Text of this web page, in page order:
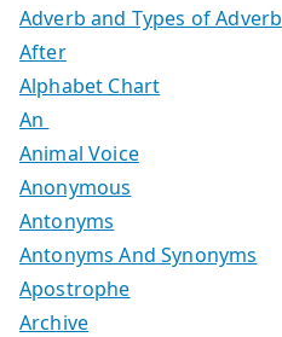
Adverb and Types of Adverb
After
Alphabet Chart
An
Animal Voice
Anonymous
Antonyms
Antonyms And Synonyms
Apostrophe
Archive